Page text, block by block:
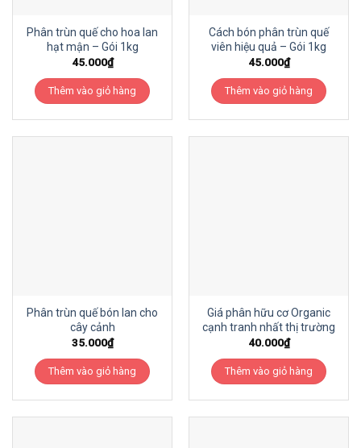
Phân trùn quế cho hoa lan
hạt mận – Gói 1kg
45.000₫
Thêm vào giỏ hàng
Cách bón phân trùn quế
viên hiệu quả – Gói 1kg
45.000₫
Thêm vào giỏ hàng
Phân trùn quế bón lan cho
cây cảnh
35.000₫
Thêm vào giỏ hàng
Giá phân hữu cơ Organic
cạnh tranh nhất thị trường
40.000₫
Thêm vào giỏ hàng